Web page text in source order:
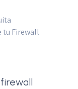
tu Firewall